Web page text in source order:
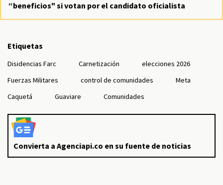
“beneficios" si votan por el candidato oficialista
Etiquetas
Disidencias Farc Carnetización
elecciones 2026
Fuerzas Militares
control de comunidades
Meta
Caquetá
Guaviare Comunidades
Convierta a Agenciapi.co en su fuente de noticias